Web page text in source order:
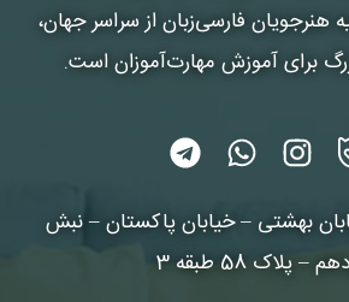
فارسی‌زبان از سراسر جهان،
برای آموزش مهارت‌آموزان است.
بهشتی – خیابان پاکستان – نبش
– پلاک 58 طبقه 3